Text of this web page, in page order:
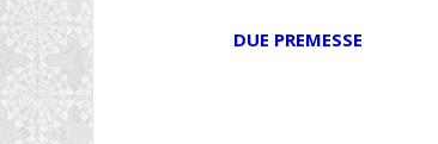
DUE PREMESSE